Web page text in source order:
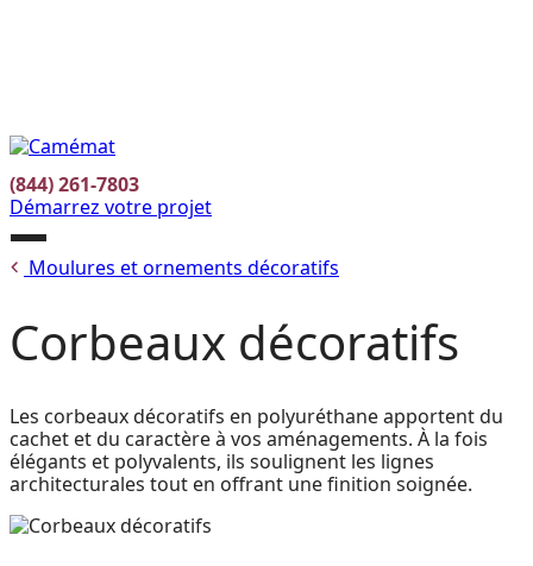
(844) 261-7803
Démarrez votre projet
Ouvrir
le
Moulures et ornements décoratifs
Corbeaux décoratifs
Les corbeaux décoratifs en polyuréthane apportent du
cachet et du caractère à vos aménagements. À la fois
élégants et polyvalents, ils soulignent les lignes
architecturales tout en offrant une finition soignée.